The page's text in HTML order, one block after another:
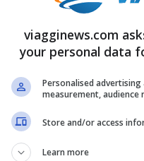
il sangue.
viagginews.com
your personal data
Personalised
measurement, audience
Store and/or access
Learn more